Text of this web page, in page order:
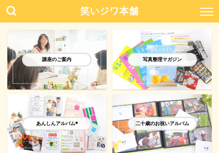
笑いジワ本舗
講座のご案内 写真整理マガジン
あんしんアルバム®️ 二十歳のお祝いアルバム